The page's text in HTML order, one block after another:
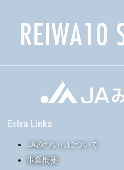
ョ
Extra Links
JAみついしについて
事業概要